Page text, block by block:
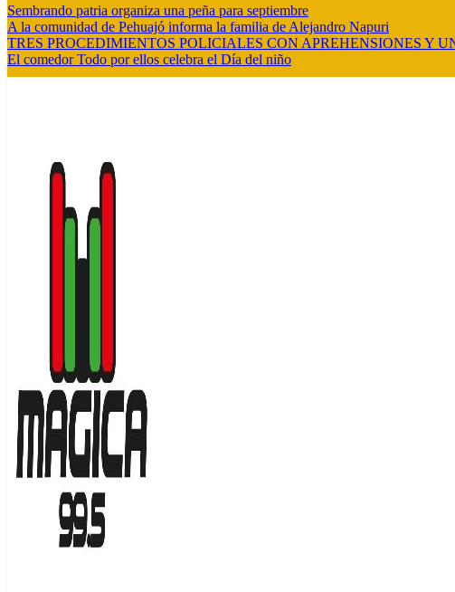
Sembrando patria organiza una peña para septiembre
A la comunidad de Pehuajó informa la familia de Alejandro Napuri
TRES PROCEDIMIENTOS POLICIALES CON APREHENSIONES Y
El comedor Todo por ellos celebra el Día del niño